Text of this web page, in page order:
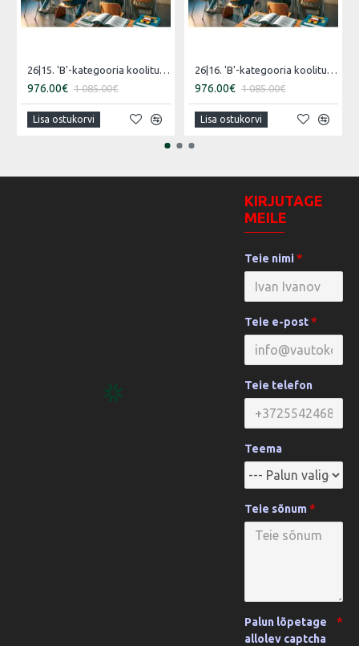
26|15. 'B'-kategooria koolitus [16.07.2026 – 15.08.2026 Vene]
976.00€ 1 085.00€
Lisa ostukorvi
26|16. 'B'-kategooria koolitus [30.07.2026 – 29.08.2026 Eesti]
976.00€ 1 085.00€
Lisa ostukorvi
KIRJUTAGE
MEILE
Teie nimi
Teie e-post
Teie telefon
Teema
Teie sõnum
Palun lõpetage
allolev captcha